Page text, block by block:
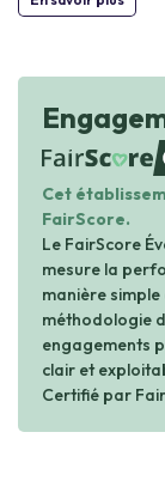
waiting
Cet
FairScore.
Le FairScore
mesure la
manière
méthodologie
engagements
clair et
Certifié par